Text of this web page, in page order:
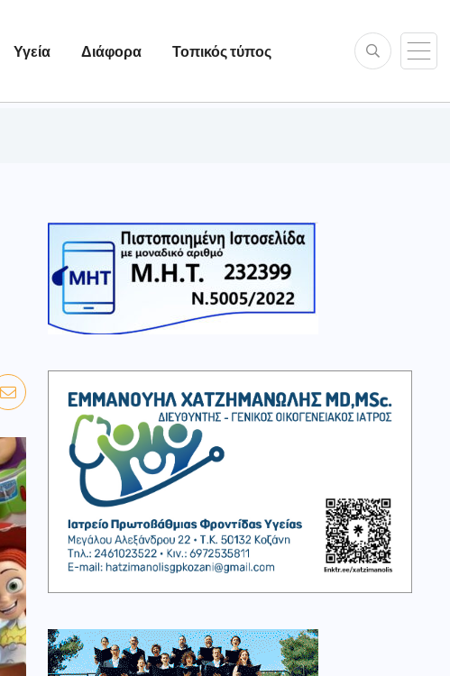
Υγεία Διάφορα Τοπικός τύπος